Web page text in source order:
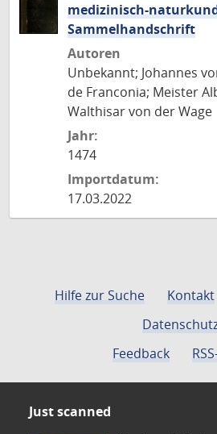
medizinisch-
Sammelhandschrift
Autoren
Unbekannt; Johannes
de Franconia; Meister
Walthisar von der Wage
Jahr:
1474
Importdatum:
17.03.2022
Hilfe zur Suche Kontakt
Feedback
Just scanned